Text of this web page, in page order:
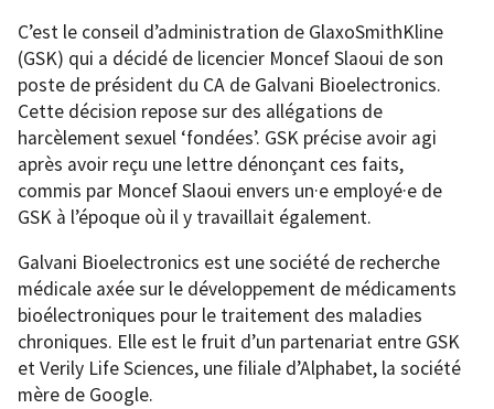
C’est le conseil d’administration de GlaxoSmithKline
(GSK) qui a décidé de licencier Moncef Slaoui de son
poste de président du CA de Galvani Bioelectronics.
Cette décision repose sur des allégations de
harcèlement sexuel ‘fondées’. GSK précise avoir agi
après avoir reçu une lettre dénonçant ces faits,
commis par Moncef Slaoui envers un·e employé·e de
GSK à l’époque où il y travaillait également.
Galvani Bioelectronics est une société de recherche
médicale axée sur le développement de médicaments
bioélectroniques pour le traitement des maladies
chroniques. Elle est le fruit d’un partenariat entre GSK
et Verily Life Sciences, une filiale d’Alphabet, la société
mère de Google.